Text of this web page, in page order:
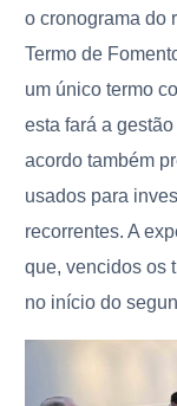
o cronograma do
Termo de
um único termo
esta fará a
acordo também
usados para
recorrentes. A
que, vencidos os
no início do